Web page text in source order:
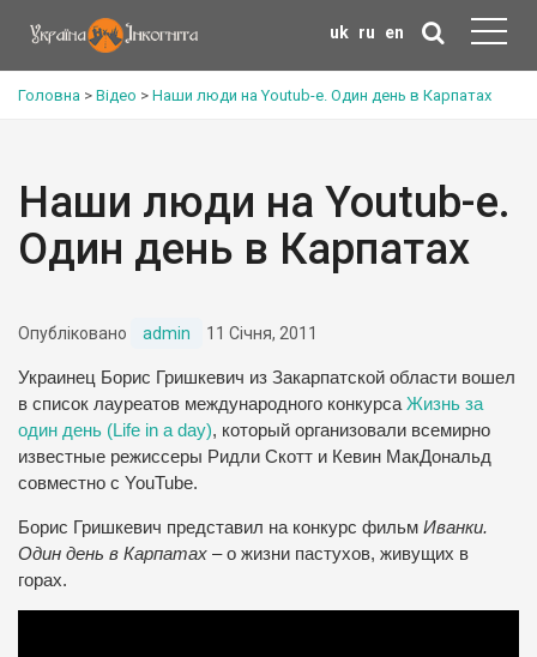
uk ru en
Головна > Відео > Наши люди на Youtub-е. Один день в Карпатах
Наши люди на Youtub-е.
Один день в Карпатах
Опубліковано admin 11 Січня, 2011
Украинец Борис Гришкевич из Закарпатской области вошел
в список лауреатов международного конкурса Жизнь за
один день (Life in a day), который организовали всемирно
известные режиссеры Ридли Скотт и Кевин МакДональд
совместно с YouTube.
Борис Гришкевич представил на конкурс фильм Иванки.
Один день в Карпатах – о жизни пастухов, живущих в
горах.